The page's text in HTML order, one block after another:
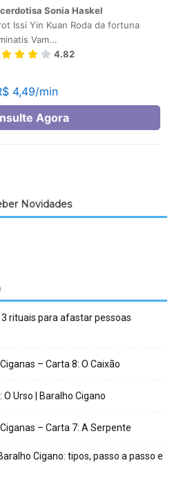
Novidades
rituais para afastar pessoas
– Carta 8: O Caixão
Urso | Baralho Cigano
– Carta 7: A Serpente
Cigano: tipos, passo a passo e